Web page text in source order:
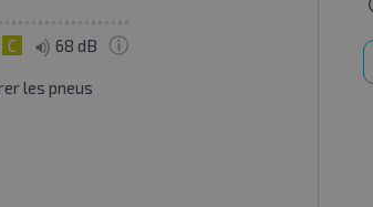
C 68 dB
les pneus